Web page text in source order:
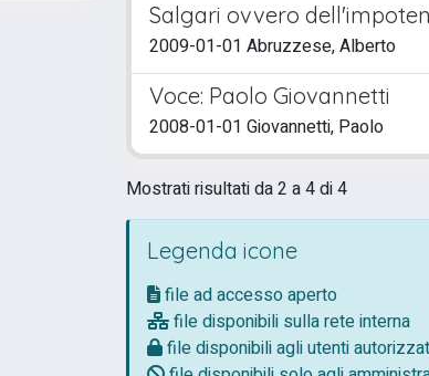
Salgari ovvero
2009-01-01 Abruzzese, Alberto
Voce: Paolo Giovannetti
2008-01-01 Giovannetti, Paolo
Mostrati risultati da 2 a 4 di 4
Legenda icone
file ad accesso aperto
file disponibili sulla rete interna
file disponibili agli utenti